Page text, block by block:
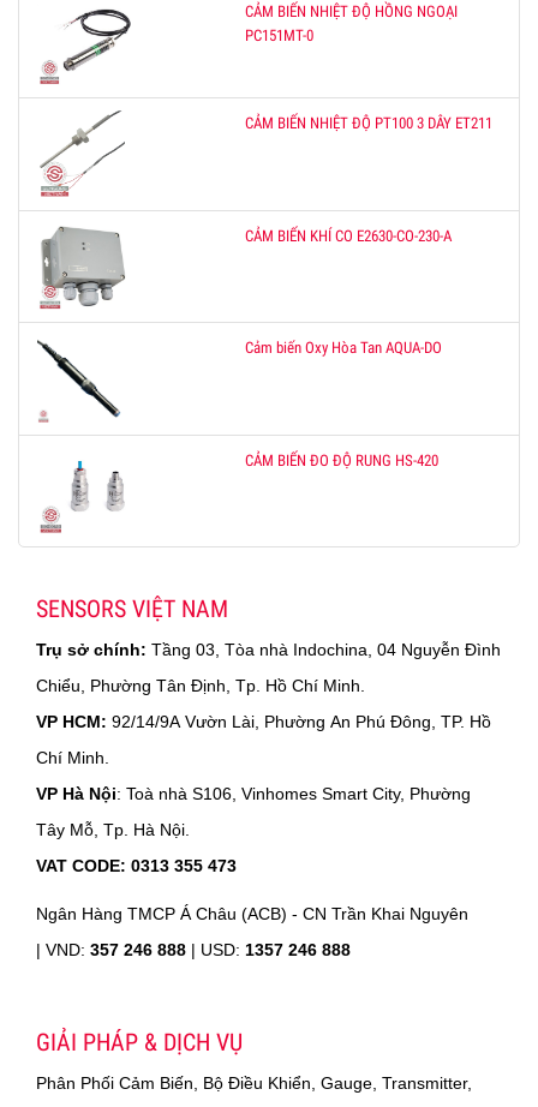
CẢM BIẾN NHIỆT ĐỘ HỒNG NGOẠI
PC151MT-0
CẢM BIẾN NHIỆT ĐỘ PT100 3 DÂY ET211
CẢM BIẾN KHÍ CO E2630-CO-230-A
Cảm biến Oxy Hòa Tan AQUA-DO
CẢM BIẾN ĐO ĐỘ RUNG HS-420
SENSORS VIỆT NAM
Trụ sở chính: Tầng 03, Tòa nhà Indochina, 04 Nguyễn Đình
Chiểu, Phường Tân Định, Tp. Hồ Chí Minh.
VP HCM: 92/14/9A Vườn Lài, Phường An Phú Đông, TP. Hồ
Chí Minh.
VP Hà Nội: Toà nhà S106, Vinhomes Smart City, Phường
Tây Mỗ, Tp. Hà Nội.
VAT CODE: 0313 355 473
Ngân Hàng TMCP Á Châu (ACB) - CN Trần Khai Nguyên
| VND: 357 246 888 | USD: 1357 246 888
GIẢI PHÁP & DỊCH VỤ
Phân Phối Cảm Biến, Bộ Điều Khiển, Gauge, Transmitter,